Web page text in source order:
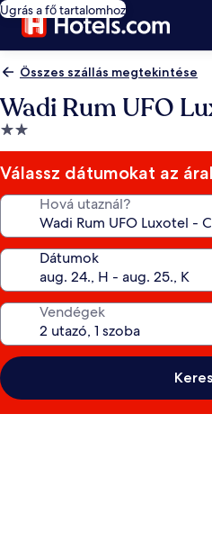
Ugrás a fő tartalomhoz
Összes szállás megtekintése
Wadi Rum UFO
2.0
csillagos
szálláshely
Válassz dátumokat az
Hová utaznál?
Dátumok
Vendégek